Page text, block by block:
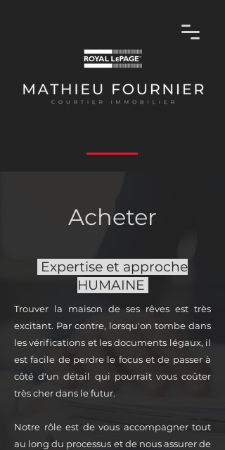
Acheter
Expertise et approche
HUMAINE
Trouver la maison de ses rêves est très
excitant. Par contre, lorsqu'on tombe dans
les vérifications et les documents légaux, il
est facile de perdre le focus et de passer à
côté d'un détail qui pourrait vous coûter
très cher dans le futur.
Notre rôle est de vous accompagner tout
au long du processus et de nous assurer de